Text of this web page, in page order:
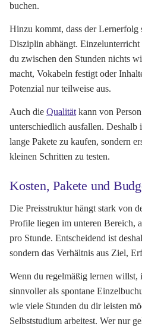
buchen.
Hinzu kommt, dass der Lernerfolg
Disziplin abhängt. Einzelunterricht
du zwischen den Stunden nichts
macht, Vokabeln festigt oder
Potenzial nur teilweise aus.
Auch die Qualität kann von
unterschiedlich ausfallen.
lange Pakete zu kaufen, sondern
kleinen Schritten zu testen.
Kosten, Pakete und
Die Preisstruktur hängt stark von
Profile liegen im unteren Bereich,
pro Stunde. Entscheidend ist
sondern das Verhältnis aus Ziel,
Wenn du regelmäßig lernen willst,
sinnvoller als spontane
wie viele Stunden du dir leisten
Selbststudium arbeitest. Wer nur